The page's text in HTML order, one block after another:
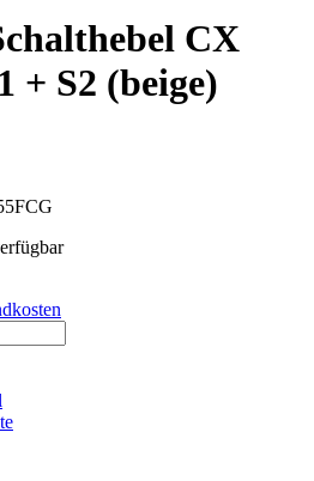
CX
+ S2 (beige)